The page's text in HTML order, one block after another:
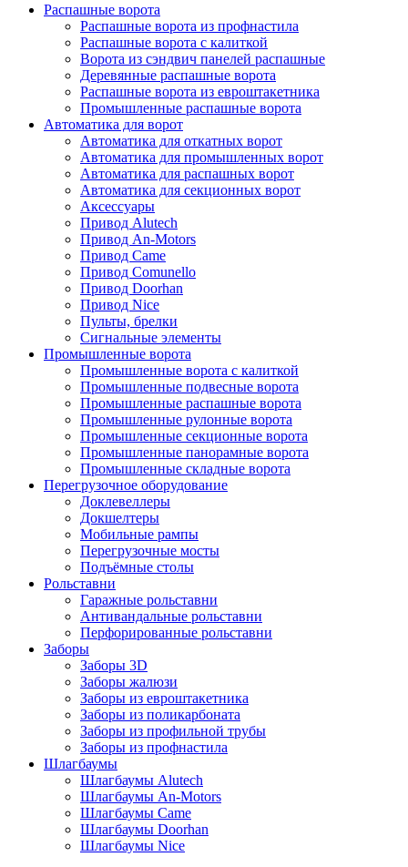
Распашные ворота
Распашные ворота из профнастила
Распашные ворота с калиткой
Ворота из сэндвич панелей распашные
Деревянные распашные ворота
Распашные ворота из евроштакетника
Промышленные распашные ворота
Автоматика для ворот
Автоматика для откатных ворот
Автоматика для промышленных ворот
Автоматика для распашных ворот
Автоматика для секционных ворот
Аксессуары
Привод Alutech
Привод An-Motors
Привод Came
Привод Comunello
Привод Doorhan
Привод Nice
Пульты, брелки
Сигнальные элементы
Промышленные ворота
Промышленные ворота с калиткой
Промышленные подвесные ворота
Промышленные распашные ворота
Промышленные рулонные ворота
Промышленные секционные ворота
Промышленные панорамные ворота
Промышленные складные ворота
Перегрузочное оборудование
Доклевеллеры
Докшелтеры
Мобильные рампы
Перегрузочные мосты
Подъёмные столы
Рольставни
Гаражные рольставни
Антивандальные рольставни
Перфорированные рольставни
Заборы
Заборы 3D
Заборы жалюзи
Заборы из евроштакетника
Заборы из поликарбоната
Заборы из профильной трубы
Заборы из профнастила
Шлагбаумы
Шлагбаумы Alutech
Шлагбаумы An-Motors
Шлагбаумы Came
Шлагбаумы Doorhan
Шлагбаумы Nice